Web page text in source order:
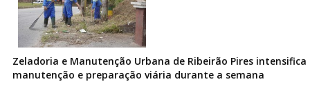
Zeladoria e Manutenção Urbana de Ribeirão Pires intensifica
manutenção e preparação viária durante a semana